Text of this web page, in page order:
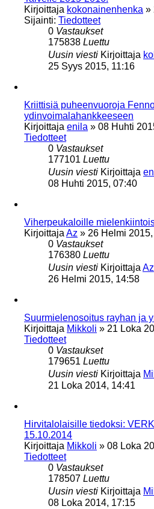
Kirjoittaja kokonainenhenka »
Sijainti: Tiedotteet
0 Vastaukset
175838 Luettu
Uusin viesti Kirjoittaja
25 Syys 2015, 11:16
Kriittisiä puheenvuoroja
ydinvoimalahankkeeseen
Kirjoittaja enila » 08 Huhti
Tiedotteet
0 Vastaukset
177101 Luettu
Uusin viesti Kirjoittaja
08 Huhti 2015, 07:40
Viherpeukaloille
Kirjoittaja Az » 26 Helmi
0 Vastaukset
176380 Luettu
Uusin viesti Kirjoittaja Az
26 Helmi 2015, 14:58
Suurmielenosoitus rayhan ja
Kirjoittaja Mikkoli » 21 Loka
Tiedotteet
0 Vastaukset
179651 Luettu
Uusin viesti Kirjoittaja
21 Loka 2014, 14:41
Hirvitalolaisille tiedoksi:
15.10.2014
Kirjoittaja Mikkoli » 08 Loka
Tiedotteet
0 Vastaukset
178507 Luettu
Uusin viesti Kirjoittaja
08 Loka 2014, 17:15